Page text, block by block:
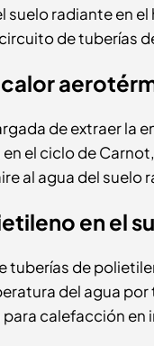
suelo radiante en
de tuberías
de extraer la
el ciclo de
al agua del suelo
en el
tuberías de
del agua
calefacción en